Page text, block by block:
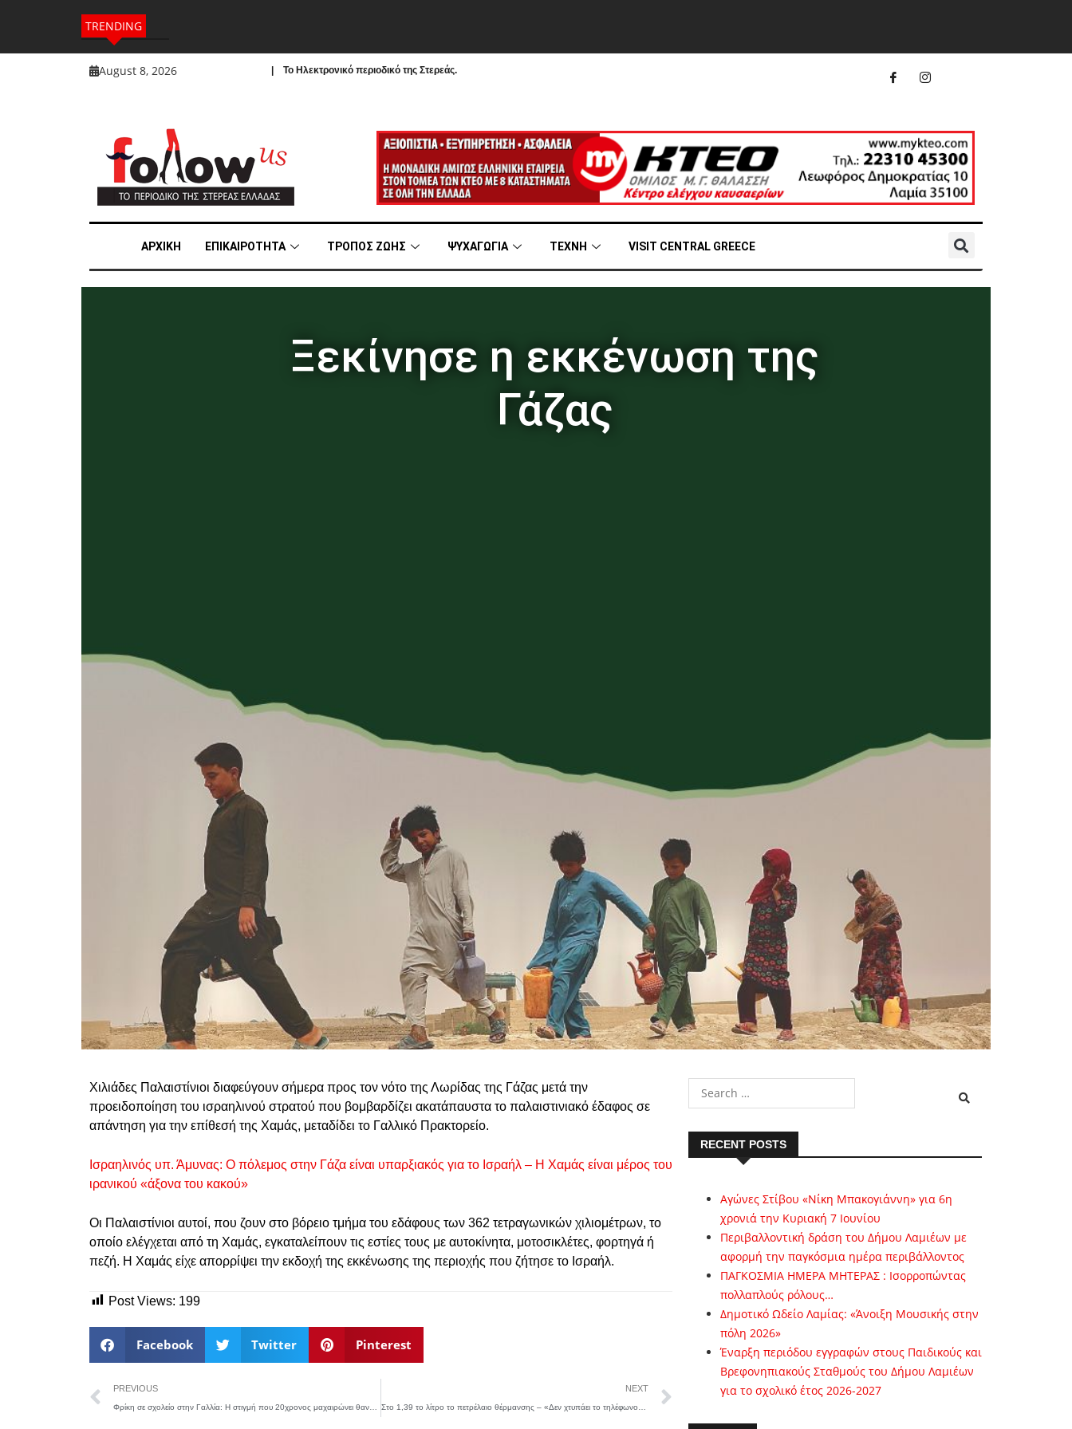
TRENDING
August 8, 2026 | To Ηλεκτρονικό περιοδικό της Στερεάς.
ΑΡΧΙΚΗ ΕΠΙΚΑΙΡΟΤΗΤΑ ΤΡΟΠΟΣ ΖΩΗΣ ΨΥΧΑΓΩΓΙΑ ΤΕΧΝΗ VISIT CENTRAL GREECE
Ξεκίνησε η εκκένωση της
Γάζας
Χιλιάδες Παλαιστίνιοι διαφεύγουν σήμερα προς τον νότο της Λωρίδας της Γάζας μετά την
προειδοποίηση του ισραηλινού στρατού που βομβαρδίζει ακατάπαυστα το παλαιστινιακό έδαφος σε
απάντηση για την επίθεσή της Χαμάς, μεταδίδει το Γαλλικό Πρακτορείο.
Ισραηλινός υπ. Άμυνας: Ο πόλεμος στην Γάζα είναι υπαρξιακός για το Ισραήλ – Η Χαμάς είναι μέρος του
ιρανικού «άξονα του κακού»
Οι Παλαιστίνιοι αυτοί, που ζουν στο βόρειο τμήμα του εδάφους των 362 τετραγωνικών χιλιομέτρων, το
οποίο ελέγχεται από τη Χαμάς, εγκαταλείπουν τις εστίες τους με αυτοκίνητα, μοτοσικλέτες, φορτηγά ή
πεζή. Η Χαμάς είχε απορρίψει την εκδοχή της εκκένωσης της περιοχής που ζήτησε το Ισραήλ.
Post Views: 199
Facebook Twitter Pinterest
PREVIOUS NEXT
RECENT POSTS
Αγώνες Στίβου «Νίκη Μπακογιάννη» για 6η
χρονιά την Κυριακή 7 Ιουνίου
Περιβαλλοντική δράση του Δήμου Λαμιέων με
αφορμή την παγκόσμια ημέρα περιβάλλοντος
ΠΑΓΚΟΣΜΙΑ ΗΜΕΡΑ ΜΗΤΕΡΑΣ : Ισορροπώντας
πολλαπλούς ρόλους…
Δημοτικό Ωδείο Λαμίας: «Άνοιξη Μουσικής στην
πόλη 2026»
Έναρξη περιόδου εγγραφών στους Παιδικούς και
Βρεφονηπιακούς Σταθμούς του Δήμου Λαμιέων
για το σχολικό έτος 2026-2027